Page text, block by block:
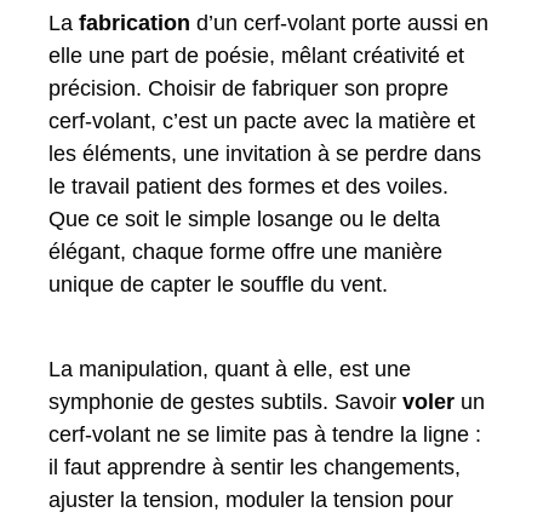
La fabrication d’un cerf-volant porte aussi en
elle une part de poésie, mêlant créativité et
précision. Choisir de fabriquer son propre
cerf-volant, c’est un pacte avec la matière et
les éléments, une invitation à se perdre dans
le travail patient des formes et des voiles.
Que ce soit le simple losange ou le delta
élégant, chaque forme offre une manière
unique de capter le souffle du vent.
La manipulation, quant à elle, est une
symphonie de gestes subtils. Savoir voler un
cerf-volant ne se limite pas à tendre la ligne :
il faut apprendre à sentir les changements,
ajuster la tension, moduler la tension pour